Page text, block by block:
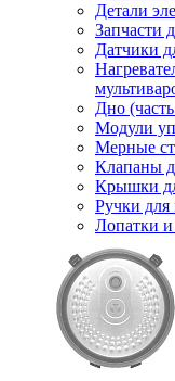
Детали
Запчасти
Датчики
Дно
Модули
Мерные
Клапаны
Крышки
Ручки для
Лопатки и